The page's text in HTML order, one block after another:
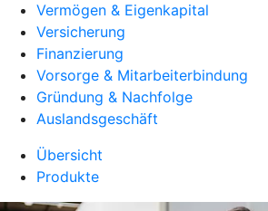
Vermögen & Eigenkapital
Versicherung
Finanzierung
Vorsorge & Mitarbeiterbindung
Gründung & Nachfolge
Auslandsgeschäft
Übersicht
Produkte